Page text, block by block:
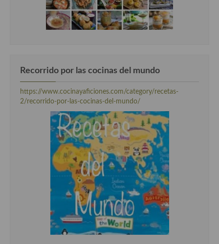
Recorrido por las cocinas del mundo
https://www.cocinayaficiones.com/category/recetas-
2/recorrido-por-las-cocinas-del-mundo/